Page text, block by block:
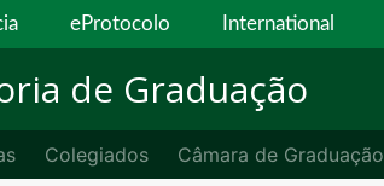
eProtocolo International
de Graduação
Colegiados Câmara de Graduação